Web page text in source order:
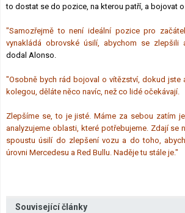
to dostat se do pozice, na kterou patří, a bojovat
"Samozřejmě to není ideální pozice pro
vynakládá obrovské úsilí, abychom se zlepšili
dodal Alonso.
"Osobně bych rád bojoval o vítězství, dokud jste
kolegou, děláte něco navíc, než co lidé očekávají.
Zlepšíme se, to je jisté. Máme za sebou zatím
analyzujeme oblasti, které potřebujeme. Zdají se
spoustu úsilí do zlepšení vozu a do toho,
úrovni Mercedesu a Red Bullu. Naděje tu stále je."
Související články